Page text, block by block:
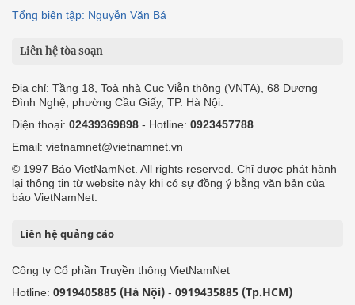
Tổng biên tập: Nguyễn Văn Bá
Liên hệ tòa soạn
Địa chỉ: Tầng 18, Toà nhà Cục Viễn thông (VNTA), 68 Dương
Đình Nghệ, phường Cầu Giấy, TP. Hà Nội.
Điện thoại: 02439369898 - Hotline: 0923457788
Email: vietnamnet@vietnamnet.vn
© 1997 Báo VietNamNet. All rights reserved. Chỉ được phát hành
lại thông tin từ website này khi có sự đồng ý bằng văn bản của
báo VietNamNet.
Liên hệ quảng cáo
Công ty Cổ phần Truyền thông VietNamNet
Hotline: 0919405885 (Hà Nội) - 0919435885 (Tp.HCM)